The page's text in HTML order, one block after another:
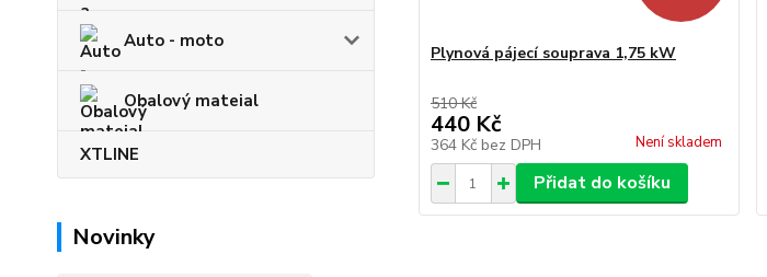
Auto - moto
Obalový mateial
XTLINE
Novinky
Plynová pájecí souprava 1,75 kW
510 Kč
440 Kč
364 Kč bez DPH Není skladem
Přidat do košíku